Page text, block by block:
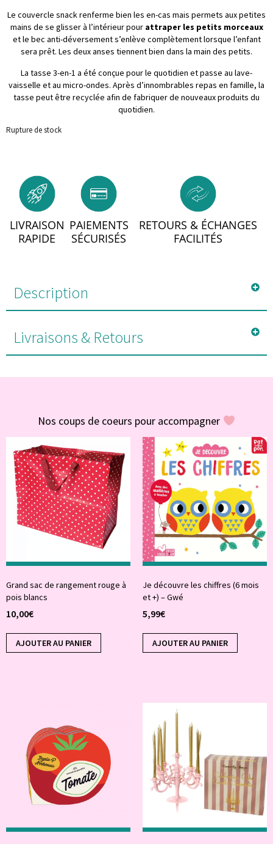
Le couvercle snack renferme bien les en-cas mais permets aux petites
mains de se glisser à l’intérieur pour attraper les petits morceaux
et le bec anti-déversement s’enlève complètement lorsque l’enfant
sera prêt. Les deux anses tiennent bien dans la main des petits.
La tasse 3-en-1 a été conçue pour le quotidien et passe au lave-
vaisselle et au micro-ondes. Après d’innombrables repas en famille, la
tasse peut être recyclée afin de fabriquer de nouveaux produits du
quotidien.
Rupture de stock
LIVRAISON
RAPIDE
PAIEMENTS
SÉCURISÉS
RETOURS & ÉCHANGES
FACILITÉS
Description
Livraisons & Retours
Nos coups de coeurs pour accompagner
Grand sac de rangement rouge à
pois blancs
10,00€
AJOUTER AU PANIER
Je découvre les chiffres (6 mois
et +) – Gwé
5,99€
AJOUTER AU PANIER